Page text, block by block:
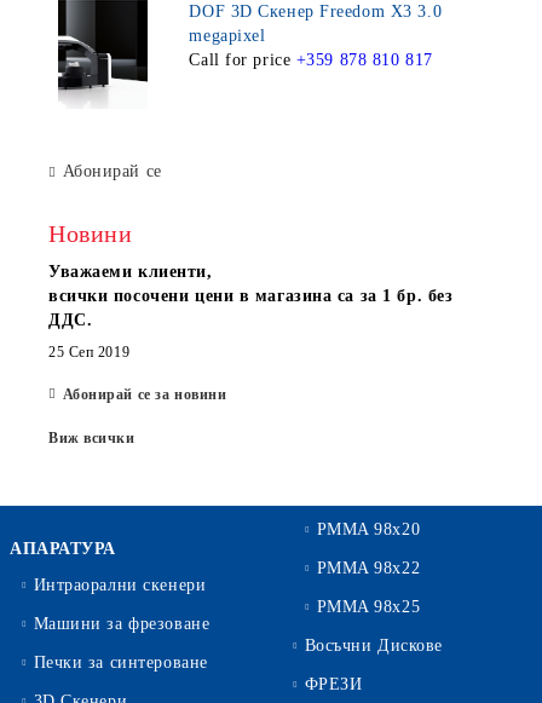
DOF 3D Скенер Freedom X3 3.0
megapixel
Call for price +359 878 810 817
Абонирай се
Новини
Уважаеми клиенти,
всички посочени цени в магазина са за 1 бр. без
ДДС.
25 Сеп 2019
Абонирай се за новини
Виж всички
АПАРАТУРА
Интраорални скенери
Машини за фрезоване
Печки за синтероване
PMMA 98x20
PMMA 98x22
PMMA 98x25
Восъчни Дискове
ФРЕЗИ